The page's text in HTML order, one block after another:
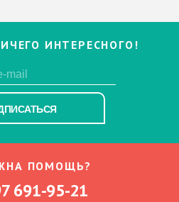
ИНТЕРЕСНОГО!
ПОМОЩЬ?
691-95-21